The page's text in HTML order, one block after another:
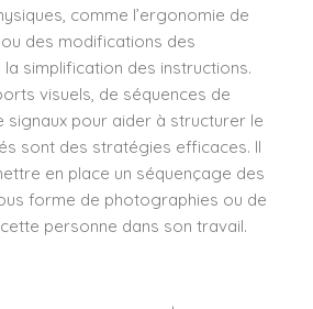
comme l’ergonomie de
des modifications des
simplification des instructions.
visuels, de séquences de
signaux pour aider à structurer le
sont des stratégies efficaces. Il
en place un séquençage des
forme de photographies ou de
personne dans son travail.